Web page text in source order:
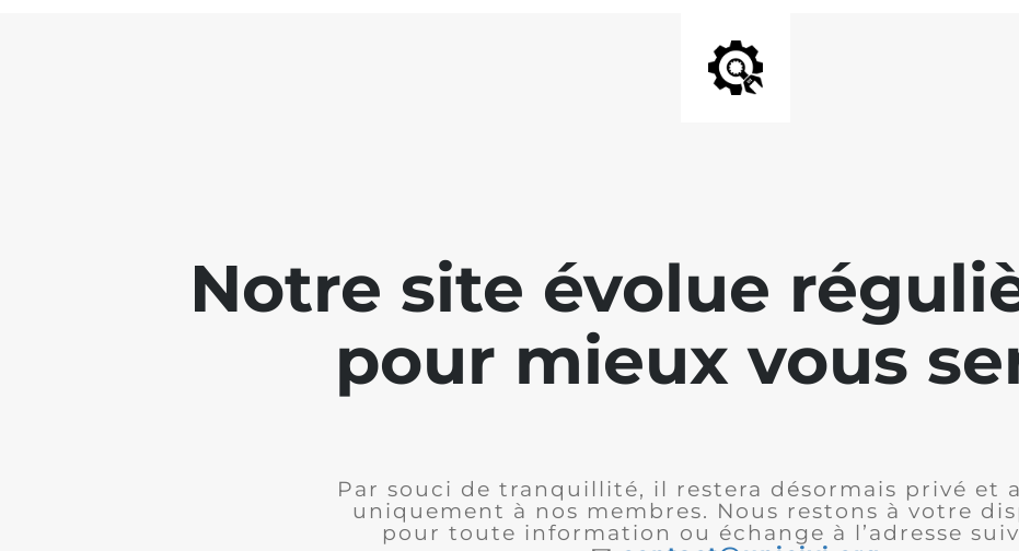
Notre site évolue
pour mieux vous
Par souci de tranquillité, il restera désormais privé et
uniquement à nos membres. Nous restons à votre
pour toute information ou échange à l’adresse